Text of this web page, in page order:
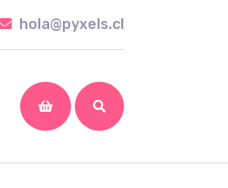
hola@pyxels.cl
shopping
cart